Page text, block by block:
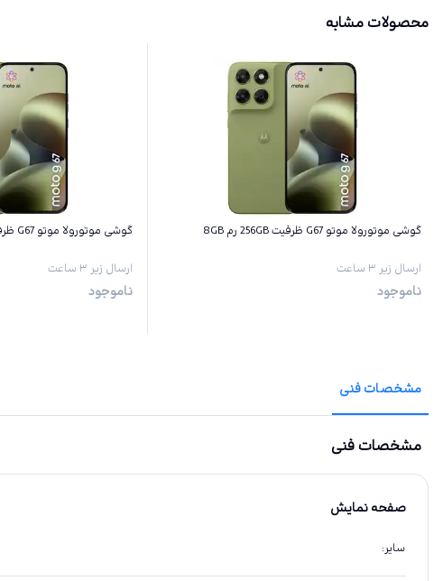
محصولات مشابه
گوشی موتورولا موتو G67 ظرفیت 256GB رم 8GB
ارسال زیر ۳ ساعت
ناموجود
گوشی موتورولا موتو G67 ظرفیت 128GB رم 4GB
ارسال زیر ۳ ساعت
ناموجود
مشخصات فنی
مشخصات فنی
صفحه نمایش
سایر: